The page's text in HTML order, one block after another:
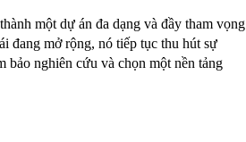
một dự án đa dạng và đầy tham vọng
đang mở rộng, nó tiếp tục thu hút sự
bảo nghiên cứu và chọn một nền tảng